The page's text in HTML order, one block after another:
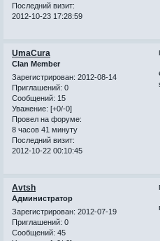
Последний визит:
2012-10-23 17:28:59
UmaCura
Clan Member
Зарегистрирован: 2012-08-14
Приглашений: 0
Сообщений: 15
Уважение: [+0/-0]
Провел на форуме:
8 часов 41 минуту
Последний визит:
2012-10-22 00:10:45
Avtsh
Администратор
Зарегистрирован: 2012-07-19
Приглашений: 0
Сообщений: 45